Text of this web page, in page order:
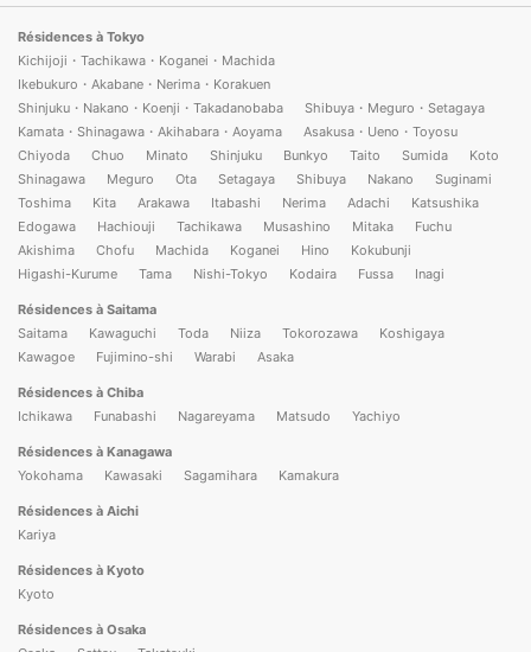
Résidences à Tokyo
Kichijoji・Tachikawa・Koganei・Machida
Ikebukuro・Akabane・Nerima・Korakuen
Shinjuku・Nakano・Koenji・Takadanobaba
Shibuya・Meguro・Setagaya
Kamata・Shinagawa・Akihabara・Aoyama
Asakusa・Ueno・Toyosu
Chiyoda
Chuo Minato Shinjuku Bunkyo Taito Sumida
Koto
Shinagawa
Meguro Ota Setagaya Shibuya Nakano
Suginami
Toshima
Kita Arakawa Itabashi Nerima Adachi
Katsushika
Edogawa
Hachiouji Tachikawa Musashino Mitaka
Fuchu
Akishima
Chofu Machida Koganei Hino
Kokubunji
Higashi-Kurume
Tama Nishi-Tokyo Kodaira Fussa Inagi
Résidences à Saitama
Saitama
Kawaguchi Toda Niiza Tokorozawa
Koshigaya
Kawagoe
Fujimino-shi Warabi Asaka
Résidences à Chiba
Ichikawa
Funabashi Nagareyama Matsudo Yachiyo
Résidences à Kanagawa
Yokohama
Kawasaki Sagamihara Kamakura
Résidences à Aichi
Kariya
Résidences à Kyoto
Kyoto
Résidences à Osaka